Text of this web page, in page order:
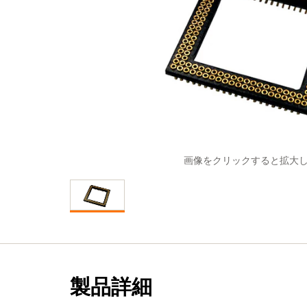
画像をクリックすると拡大
製品詳細